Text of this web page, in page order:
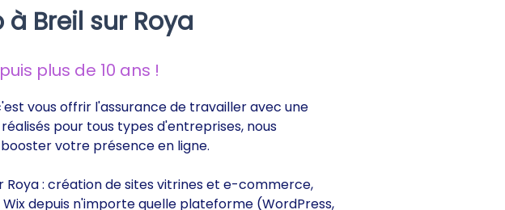
Breil sur Roya
plus de 10 ans !
vous offrir l'assurance de travailler avec une
pour tous types d'entreprises, nous
votre présence en ligne.
Roya : création de sites vitrines et e-commerce,
depuis n'importe quelle plateforme (WordPress,